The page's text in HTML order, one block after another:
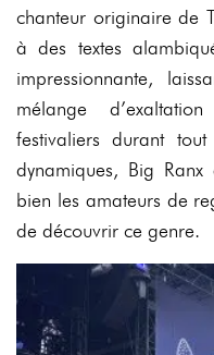
chanteur originaire de
à des textes
impressionnante,
mélange
festivaliers durant
dynamiques, Big
bien les amateurs de
de découvrir ce genre.